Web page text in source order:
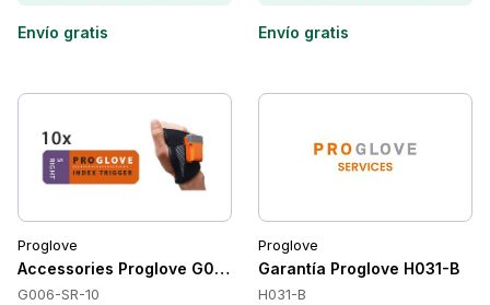
Envío gratis Envío gratis
Proglove
Accessories Proglove G006-SR-10
G006-SR-10
Proglove
Garantía Proglove H031-B
H031-B